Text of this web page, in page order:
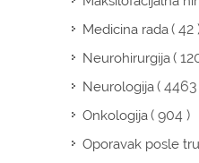
Medicina rada( 42
Neurohirurgija(
Neurologija( 4463
Onkologija( 904 )
Oporavak posle